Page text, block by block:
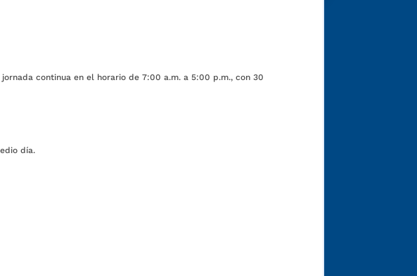
continua en el horario de 7:00 a.m. a 5:00 p.m., con 30
día.